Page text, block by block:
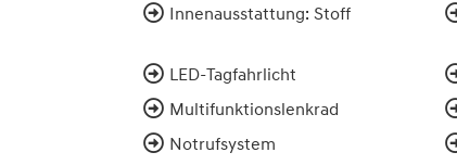
Innenausstattung: Stoff
LED-Tagfahrlicht
Multifunktionslenkrad
Notrufsystem